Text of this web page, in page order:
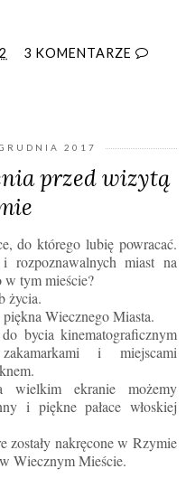
3 KOMENTARZE
2017
przed wizytą
do którego lubię powracać.
rozpoznawalnych miast na
w tym mieście?
życia.
Wiecznego Miasta.
bycia kinematograficznym
i miejscami
wielkim ekranie możemy
i piękne pałace włoskiej
zostały nakręcone w Rzymie
Wiecznym Mieście.